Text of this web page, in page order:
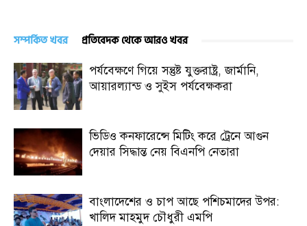
সম্পর্কিত খবর প্রতিবেদক থেকে আরও খবর
পর্যবেক্ষণে গিয়ে সন্তুষ্ট যুক্তরাষ্ট্র, জার্মানি,
আয়ারল্যান্ড ও সুইস পর্যবেক্ষকরা
ভিডিও কনফারেন্সে মিটিং করে ট্রেনে আগুন
দেয়ার সিদ্ধান্ত নেয় বিএনপি নেতারা
বাংলাদেশের ও চাপ আছে পশিচমাদের উপর:
খালিদ মাহমুদ চৌধুরী এমপি